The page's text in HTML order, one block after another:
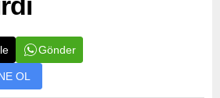
Gönder
OL